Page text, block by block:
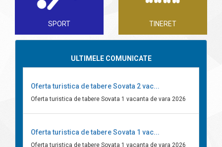
SPORT TINERET
ULTIMELE COMUNICATE
Oferta turistica de tabere Sovata 2 vac...
Oferta turistica de tabere Sovata 1 vacanta de vara 2026
Oferta turistica de tabere Sovata 1 vac...
Oferta turistica de tabere Sovata 1 vacanta de vara 2026